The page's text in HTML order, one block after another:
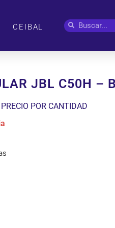
CEIBAL
JBL C50H –
POR CANTIDAD